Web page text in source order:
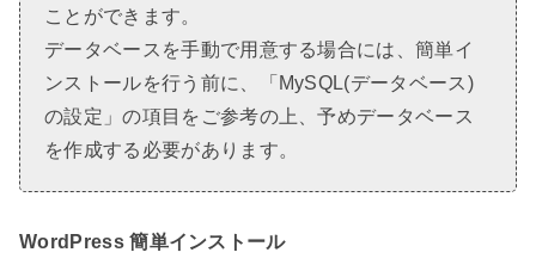
ことができます。
データベースを手動で用意する場合には、簡単イ
ンストールを行う前に、「MySQL(データベース)
の設定」の項目をご参考の上、予めデータベース
を作成する必要があります。
WordPress 簡単インストール